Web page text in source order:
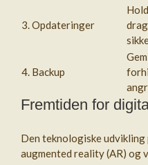
3. Opdateringer
4. Backup
Fremtiden for
Den teknologiske
augmented reality (AR) og